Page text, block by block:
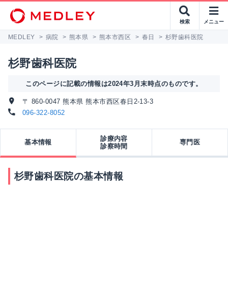
検索 メニュー
MEDLEY > 病院 > 熊本県 > 熊本市西区 > 春日 > 杉野歯科医院
杉野歯科医院
このページに記載の情報は2024年3月末時点のものです。
〒 860-0047 熊本県 熊本市西区春日2-13-3
096-322-8052
基本情報
診療内容
診察時間
専門医
杉野歯科医院の基本情報